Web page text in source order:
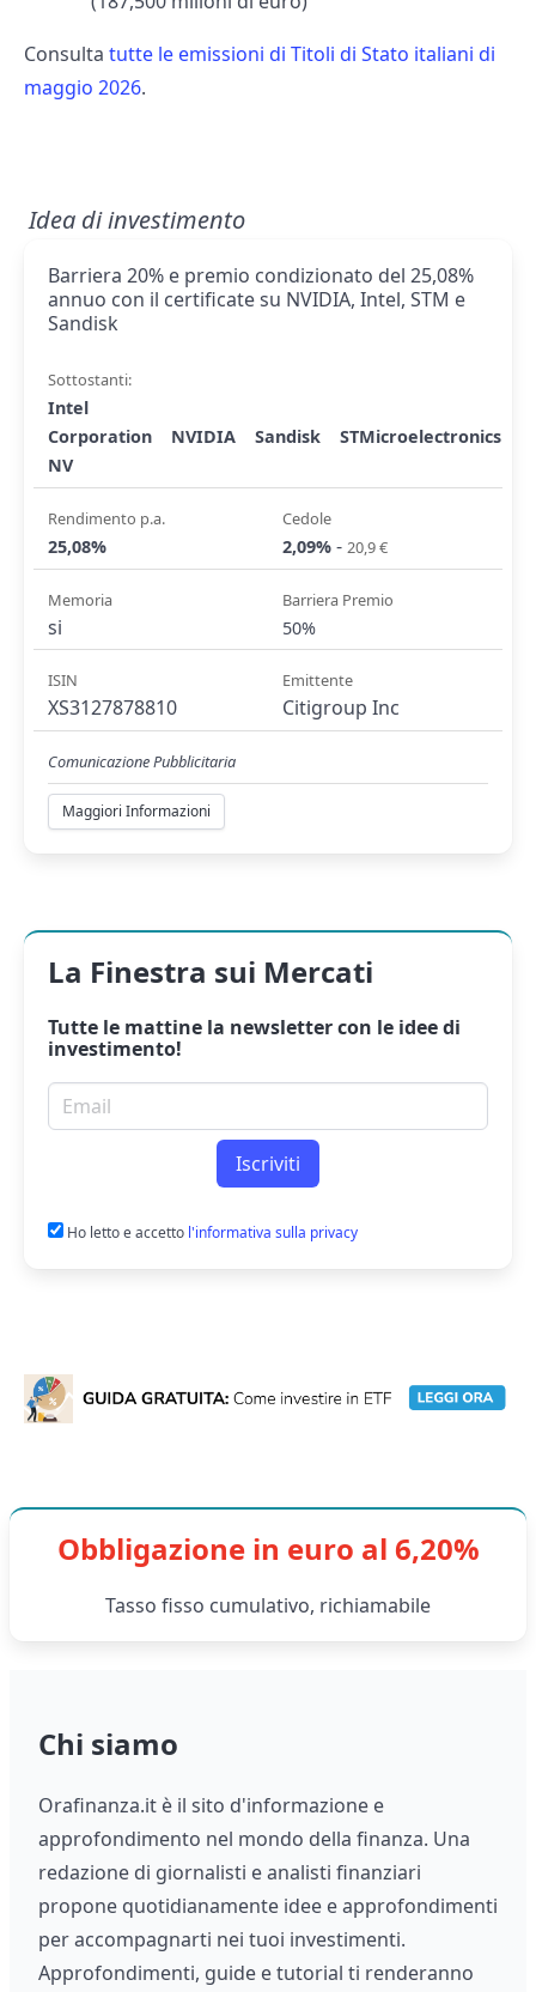
Consulta tutte le emissioni di Titoli di Stato italiani di
maggio 2026.
Idea di investimento
Barriera 20% e premio condizionato del 25,08%
annuo con il certificate su NVIDIA, Intel, STM e
Sandisk
Sottostanti:
Intel
Corporation
NVIDIA Sandisk
STMicroelectronics
NV
Rendimento p.a.
25,08%
Cedole
2,09% - 20,9 €
Memoria
si
Barriera Premio
50%
ISIN
XS3127878810
Emittente
Citigroup Inc
Comunicazione Pubblicitaria
Maggiori Informazioni
La Finestra sui Mercati
Tutte le mattine la newslettercon le idee di
investimento!
Email per newsletter
Iscriviti
Ho letto e accetto l'informativa sulla privacy
Obbligazione in euro al 6,20%
Tasso fisso cumulativo, richiamabile
Chi siamo
Orafinanza.it è il sito d'informazione e
approfondimento nel mondo della finanza. Una
redazione di giornalisti e analisti finanziari
propone quotidianamente idee e approfondimenti
per accompagnarti nei tuoi investimenti.
Approfondimenti, guide e tutorial ti renderanno